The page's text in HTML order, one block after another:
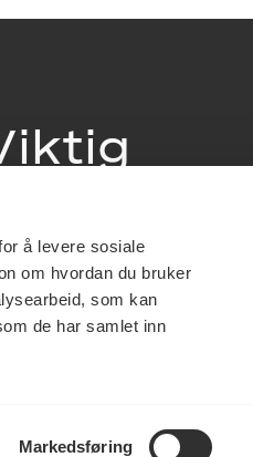
å levere sosiale
om hvordan du bruker
som kan
de har samlet inn
Markedsføring
og fakturering